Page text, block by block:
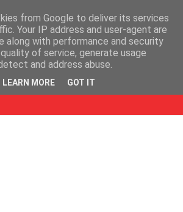
from Google to deliver its services
Your IP address and user-agent are
along with performance and security
of service, generate usage
and address abuse.
LEARN MORE GOT IT